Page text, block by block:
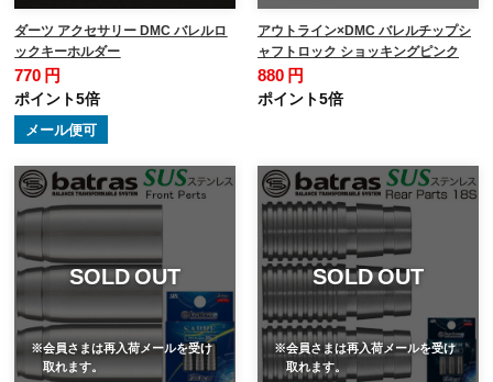
ダーツ アクセサリー DMC バレルロ
ックキーホルダー
770 円
ポイント5倍
メール便可
アウトライン×DMC バレルチップシ
ャフトロック ショッキングピンク
880 円
ポイント5倍
SOLD OUT
※会員さまは再入荷メールを受け
取れます。
SOLD OUT
※会員さまは再入荷メールを受け
取れます。